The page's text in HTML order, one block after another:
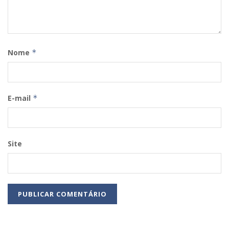
Nome *
E-mail *
Site